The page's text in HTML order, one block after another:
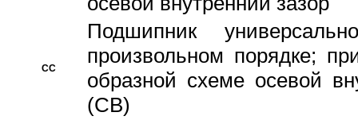
CC
Подшипник
произвольном порядке;
образной схеме осевой
(CB)